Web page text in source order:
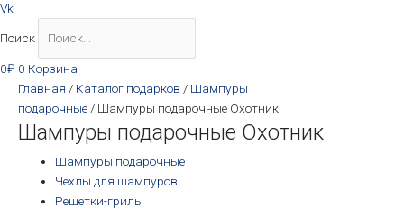
Vk
Поиск
0₽ 0 Корзина
Главная / Каталог подарков / Шампуры
подарочные / Шампуры подарочные Охотник
Шампуры подарочные Охотник
Шампуры подарочные
Чехлы для шампуров
Решетки-гриль